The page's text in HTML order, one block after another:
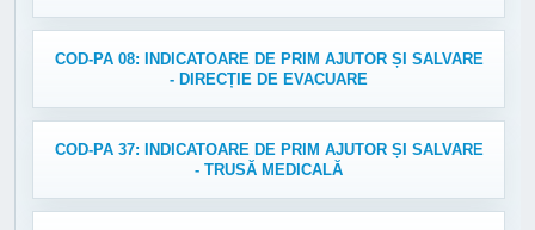
COD-PA 08: INDICATOARE DE PRIM AJUTOR ȘI SALVARE
- DIRECȚIE DE EVACUARE
COD-PA 37: INDICATOARE DE PRIM AJUTOR ȘI SALVARE
- TRUSĂ MEDICALĂ